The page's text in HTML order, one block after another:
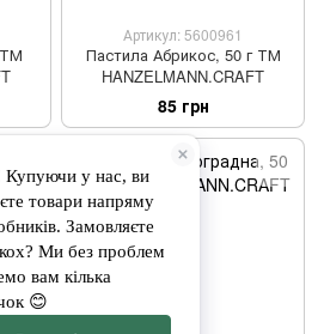
Артикул: 5600961
Пастила Абрикос, 50 г ТМ
HANZELMANN.CRAFT
85 грн